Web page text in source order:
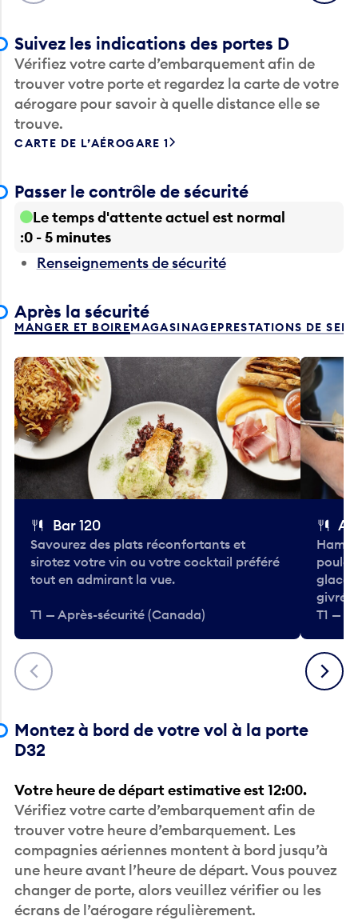
Suivez les indications des portes D
Vérifiez votre carte d’embarquement afin de
trouver votre porte et regardez la carte de votre
aérogare pour savoir à quelle distance elle se
trouve.
CARTE DE L’AÉROGARE 1
Passer le contrôle de sécurité
Le temps d'attente actuel est normal
0 - 5 minutes
Renseignements de sécurité
Après la sécurité
MANGER ET BOIREMAGASINAGEPRESTATIONS DE
Précédent
Bar 120
Savourez des plats réconfortants et
sirotez votre vin ou votre cocktail préféré
tout en admirant la vue.
T1 — Après-sécurité (Canada)
poulet
T1 —
Suivant
Montez à bord de votre vol à la porte
D32
Votre heure de départ estimative est 12:00.
Vérifiez votre carte d’embarquement afin de
trouver votre heure d’embarquement. Les
compagnies aériennes montent à bord jusqu’à
une heure avant l’heure de départ. Vous pouvez
changer de porte, alors veuillez vérifier ou les
écrans de l’aérogare régulièrement.